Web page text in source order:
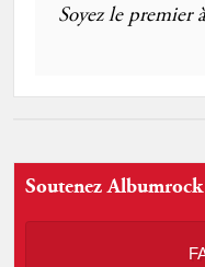
Soyez le premier
Soutenez Albumrock